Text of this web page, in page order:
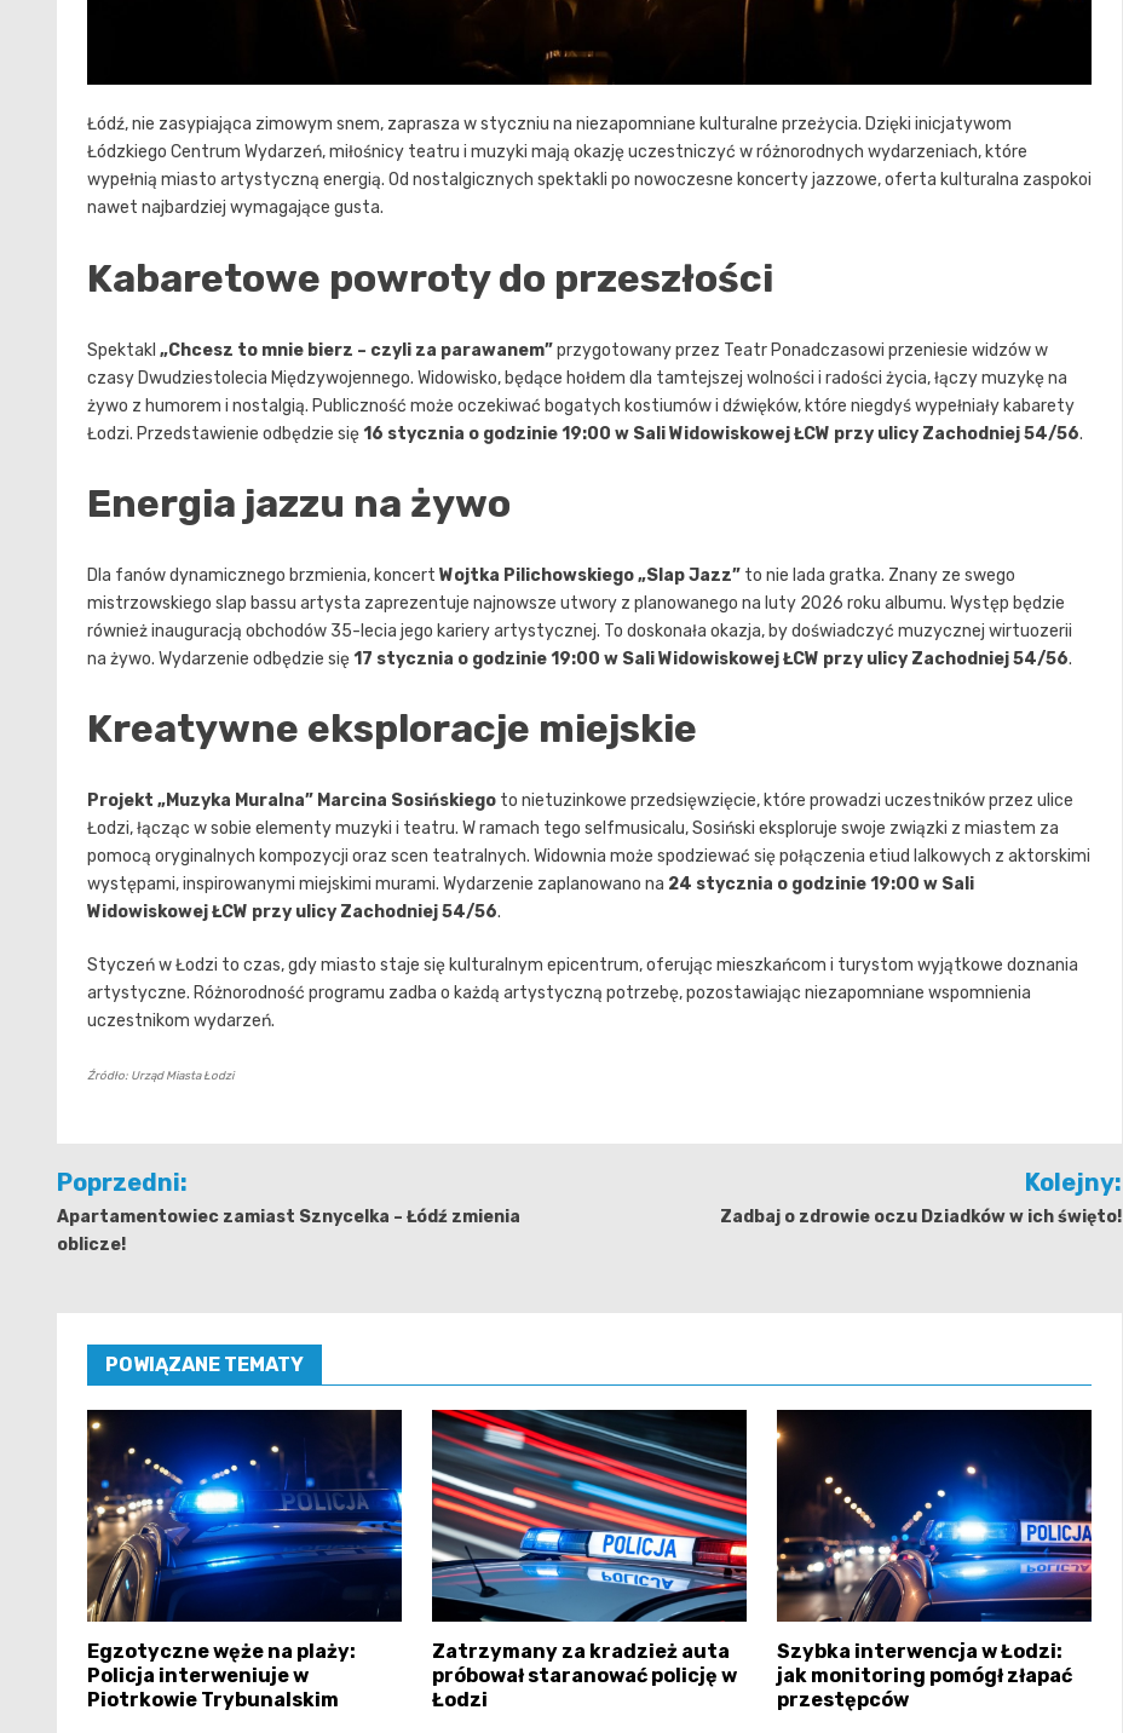
Łódź, nie zasypiająca zimowym snem, zaprasza w styczniu na niezapomniane kulturalne przeżycia. Dzięki inicjatywom
Łódzkiego Centrum Wydarzeń, miłośnicy teatru i muzyki mają okazję uczestniczyć w różnorodnych wydarzeniach, które
wypełnią miasto artystyczną energią. Od nostalgicznych spektakli po nowoczesne koncerty jazzowe, oferta kulturalna zaspokoi
nawet najbardziej wymagające gusta.
Kabaretowe powroty do przeszłości
Spektakl „Chcesz to mnie bierz – czyli za parawanem”przygotowany przez Teatr Ponadczasowi przeniesie widzów w
czasy Dwudziestolecia Międzywojennego. Widowisko, będące hołdem dla tamtejszej wolności i radości życia, łączy muzykę na
żywo z humorem i nostalgią. Publiczność może oczekiwać bogatych kostiumów i dźwięków, które niegdyś wypełniały kabarety
Łodzi. Przedstawienie odbędzie się16 stycznia o godzinie 19:00 w Sali Widowiskowej ŁCW przy ulicy Zachodniej 54/56.
Energia jazzu na żywo
Dla fanów dynamicznego brzmienia, koncert Wojtka Pilichowskiego „Slap Jazz” to nie lada gratka. Znany ze swego
mistrzowskiego slap bassu artysta zaprezentuje najnowsze utwory z planowanego na luty 2026 roku albumu. Występ będzie
również inauguracją obchodów 35-lecia jego kariery artystycznej. To doskonała okazja, by doświadczyć muzycznej wirtuozerii
na żywo. Wydarzenie odbędzie się17 stycznia o godzinie 19:00 w Sali Widowiskowej ŁCW przy ulicy Zachodniej 54/56.
Kreatywne eksploracje miejskie
Projekt „Muzyka Muralna” Marcina Sosińskiego to nietuzinkowe przedsięwzięcie, które prowadzi uczestników przez ulice
Łodzi, łącząc w sobie elementy muzyki i teatru. W ramach tego selfmusicalu, Sosiński eksploruje swoje związki z miastem za
pomocą oryginalnych kompozycji oraz scen teatralnych. Widownia może spodziewać się połączenia etiud lalkowych z aktorskimi
występami, inspirowanymi miejskimi murami. Wydarzenie zaplanowano na 24 stycznia o godzinie 19:00 w Sali
Widowiskowej ŁCW przy ulicy Zachodniej 54/56.
Styczeń w Łodzi to czas, gdy miasto staje się kulturalnym epicentrum, oferując mieszkańcom i turystom wyjątkowe doznania
artystyczne. Różnorodność programu zadba o każdą artystyczną potrzebę, pozostawiając niezapomniane wspomnienia
uczestnikom wydarzeń.
Źródło: Urząd Miasta Łodzi
Nawigacja
wpisu
Poprzedni:
Apartamentowiec zamiast Sznycelka – Łódź zmienia
oblicze!
Kolejny:
Zadbaj o zdrowie oczu Dziadków w ich święto!
POWIĄZANE TEMATY
Egzotyczne węże na plaży:
Policja interweniuje w
Piotrkowie Trybunalskim
Zatrzymany za kradzież auta
próbował staranować policję w
Łodzi
Szybka interwencja w Łodzi:
jak monitoring pomógł złapać
przestępców